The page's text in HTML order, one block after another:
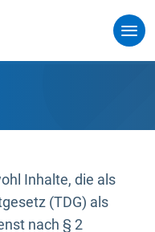
Inhalte, die als
(TDG) als
nach § 2